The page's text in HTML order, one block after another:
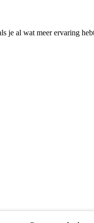
je al wat meer ervaring